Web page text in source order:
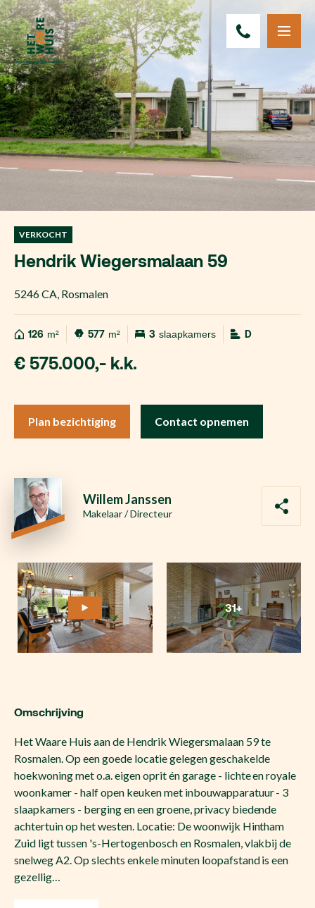
VERKOCHT
Hendrik Wiegersmalaan 59
5246 CA Rosmalen
126 m² 577 m² 3 slaapkamers D
€ 575.000,- k.k.
Plan bezichtiging Contact opnemen
Willem Janssen
Makelaar / Directeur
31+
Omschrijving
Het Waare Huis aan de Hendrik Wiegersmalaan 59 te
Rosmalen. Op een goede locatie gelegen geschakelde
hoekwoning met o.a. eigen oprit én garage - lichte en royale
woonkamer - half open keuken met inbouwapparatuur - 3
slaapkamers - berging en een groene, privacy biedende
achtertuin op het westen. Locatie: De woonwijk Hintham
Zuid ligt tussen 's-Hertogenbosch en Rosmalen, vlakbij de
snelweg A2. Op slechts enkele minuten loopafstand is een
gezellig…